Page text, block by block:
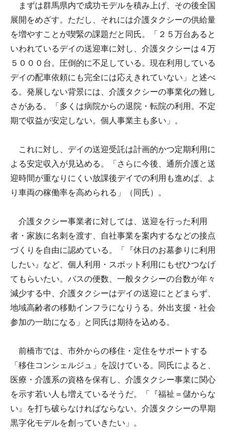
まずは群馬県内で成功モデルを積み上げ、その後全国
展開をめざす。ただし、それには介護タクシーの供給量
を増やすことが喫緊の課題だと同氏。「２５万台あると
いわれているデイの送迎車に対し、介護タクシーは４万
５０００台。圧倒的に不足している。現在利用している
デイの配車依頼にも完全には応えきれていない」と述べ
る。発展しない背景には、介護タクシーの事業化の難し
さがある。「多くは病院からの退院・転院の利用。不定
期で収益が安定しない。個人事業主も多い」。
これに対し、デイの送迎受託は計画的かつ定期利用に
よる安定収入が見込める。「さらに今後、通所介護と送
迎時間が重なりにくい放課後デイでの利用も進めば、よ
り車両の稼働率を高められる」（同氏）。
介護タクシー事業者に対しては、送迎を行った利用
者・家族に名刺を渡す、自社事業を案内するなどの接点
づくりを自由に認めている。「『休日のお墓参りに利用
したい』など、個人利用・スポット利用にもぜひつなげ
てもらいたい。バスの便数、一般タクシーの台数が年々
減少する中、介護タクシーはデイの送迎にとどまらず、
地域高齢者の移動インフラになりうる。外出支援・社会
参加の一助になる」と同氏は期待を込める。
前橋市では、市外からの移住・定住をサポートする
「移住コンシェルジュ」を設けている。同氏によると、
医療・介護系の資格を保有し、介護タクシー事業に関心
を示す若い人も増えているそうだ。「『福祉＝儲からな
い』を打ち破らなければならない。介護タクシーの早期
黒字化モデルを創っていきたい」。